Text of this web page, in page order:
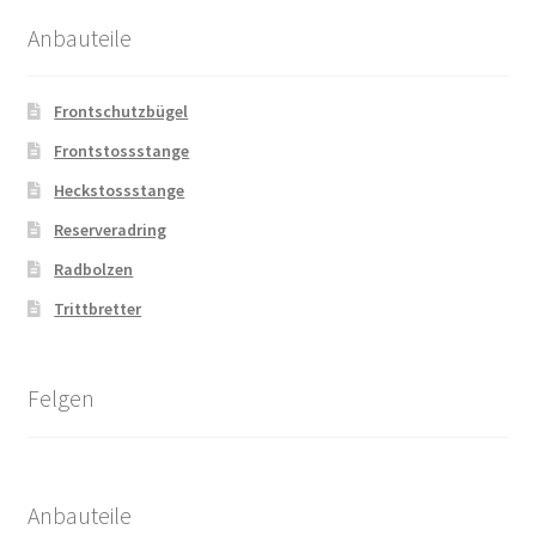
Anbauteile
Frontschutzbügel
Frontstossstange
Heckstossstange
Reserveradring
Radbolzen
Trittbretter
Felgen
Anbauteile